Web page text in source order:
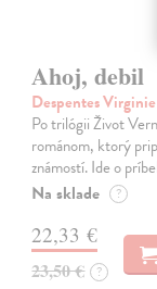
Ahoj, debil
Despentes Virginie
Po trilógii Život
románom, ktorý
známostí. Ide o
Na sklade ?
22,33 €
23,50 € ?